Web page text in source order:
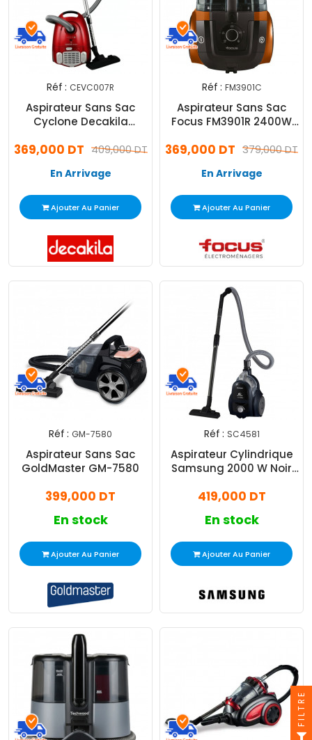
Réf : CEVC007R
Aspirateur Sans Sac
Cyclone Decakila
409,000 DT
369,000 DT
En Arrivage
Ajouter Au Panier
Réf : FM3901C
Aspirateur Sans Sac
Focus FM3901R 2400W
379,000 DT
369,000 DT
En Arrivage
Ajouter Au Panier
Réf : GM-7580
Aspirateur Sans Sac
GoldMaster GM-7580
399,000 DT
En stock
Ajouter Au Panier
Réf : SC4581
Aspirateur Cylindrique
Samsung 2000 W Noir
419,000 DT
En stock
Ajouter Au Panier
FILTRE